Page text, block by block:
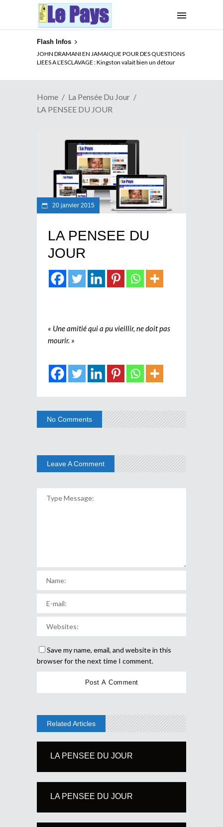
Flash Infos
JOHN DRAMANI EN JAMAIQUE POUR DES QUESTIONS
LIEES A L’ESCLAVAGE : Kingston valait bien un détour
Home
La Pensée Du Jour
LA PENSEE DU JOUR
20 janvier 2015
LA PENSEE DU
JOUR
« Une amitié qui a pu vieillir, ne doit pas
mourir. »
No Comments
Leave A Comment
Save my name, email, and website in this
browser for the next time I comment.
Related Articles
LA PENSEE DU JOUR
LA PENSEE DU JOUR